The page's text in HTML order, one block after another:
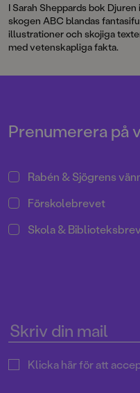
I Sarah Sheppards bok Djuren i
skogen ABC blandas
illustrationer och skojiga
med vetenskapliga fakta.
Prenumerera på
Rabén & Sjögrens
Förskolebrevet
Skola &
Klicka här för att